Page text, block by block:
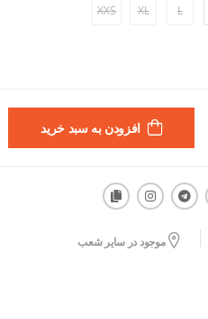
L
XL
XXS
افزودن به سبد خرید
موجود در سایر شعب